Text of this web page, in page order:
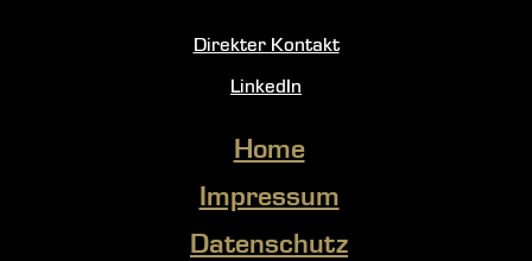
Direkter Kontakt
LinkedIn
Home
Impressum
Datenschutz